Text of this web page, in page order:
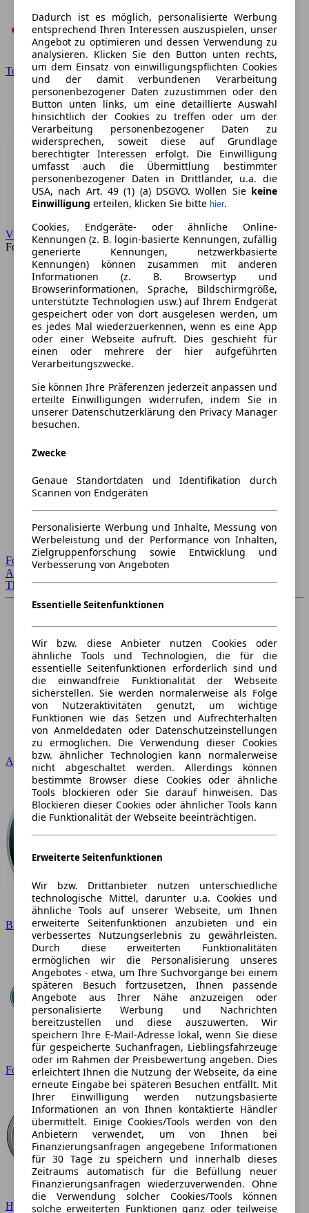
Toyota
VW
Forum
Forum Startseite
Alle Auto-Foren
Themen-Forum
Audi
BMW
Ford
Hyundai
Dadurch ist es möglich, personalisierte Werbung
entsprechend Ihren Interessen auszuspielen, unser
Angebot zu optimieren und dessen Verwendung zu
analysieren. Klicken Sie den Button unten rechts,
um dem Einsatz von einwilligungspflichten Cookies
und der damit verbundenen Verarbeitung
personenbezogener Daten zuzustimmen oder den
Button unten links, um eine detaillierte Auswahl
hinsichtlich der Cookies zu treffen oder um der
Verarbeitung personenbezogener Daten zu
widersprechen, soweit diese auf Grundlage
berechtigter Interessen erfolgt. Die Einwilligung
umfasst auch die Übermittlung bestimmter
personenbezogener Daten in Drittländer, u.a. die
USA, nach Art. 49 (1) (a) DSGVO. Wollen Sie keine
Einwilligung erteilen, klicken Sie bitte hier.
Cookies, Endgeräte- oder ähnliche Online-
Kennungen (z. B. login-basierte Kennungen, zufällig
generierte Kennungen, netzwerkbasierte
Kennungen) können zusammen mit anderen
Informationen (z. B. Browsertyp und
Browserinformationen, Sprache, Bildschirmgröße,
unterstützte Technologien usw.) auf Ihrem Endgerät
gespeichert oder von dort ausgelesen werden, um
es jedes Mal wiederzuerkennen, wenn es eine App
oder einer Webseite aufruft. Dies geschieht für
einen oder mehrere der hier aufgeführten
Verarbeitungszwecke.
Sie können Ihre Präferenzen jederzeit anpassen und
erteilte Einwilligungen widerrufen, indem Sie in
unserer Datenschutzerklärung den Privacy Manager
besuchen.
Zwecke
Genaue Standortdaten und Identifikation durch
Scannen von Endgeräten
Personalisierte Werbung und Inhalte, Messung von
Werbeleistung und der Performance von Inhalten,
Zielgruppenforschung sowie Entwicklung und
Verbesserung von Angeboten
Essentielle Seitenfunktionen
Wir bzw. diese Anbieter nutzen Cookies oder
ähnliche Tools und Technologien, die für die
essentielle Seitenfunktionen erforderlich sind und
die einwandfreie Funktionalität der Webseite
sicherstellen. Sie werden normalerweise als Folge
von Nutzeraktivitäten genutzt, um wichtige
Funktionen wie das Setzen und Aufrechterhalten
von Anmeldedaten oder Datenschutzeinstellungen
zu ermöglichen. Die Verwendung dieser Cookies
bzw. ähnlicher Technologien kann normalerweise
nicht abgeschaltet werden. Allerdings können
bestimmte Browser diese Cookies oder ähnliche
Tools blockieren oder Sie darauf hinweisen. Das
Blockieren dieser Cookies oder ähnlicher Tools kann
die Funktionalität der Webseite beeinträchtigen.
Erweiterte Seitenfunktionen
Wir bzw. Drittanbieter nutzen unterschiedliche
technologische Mittel, darunter u.a. Cookies und
ähnliche Tools auf unserer Webseite, um Ihnen
erweiterte Seitenfunktionen anzubieten und ein
verbessertes Nutzungserlebnis zu gewährleisten.
Durch diese erweiterten Funktionalitäten
ermöglichen wir die Personalisierung unseres
Angebotes - etwa, um Ihre Suchvorgänge bei einem
späteren Besuch fortzusetzen, Ihnen passende
Angebote aus Ihrer Nähe anzuzeigen oder
personalisierte Werbung und Nachrichten
bereitzustellen und diese auszuwerten. Wir
speichern Ihre E-Mail-Adresse lokal, wenn Sie diese
für gespeicherte Suchanfragen, Lieblingsfahrzeuge
oder im Rahmen der Preisbewertung angeben. Dies
erleichtert Ihnen die Nutzung der Webseite, da eine
erneute Eingabe bei späteren Besuchen entfällt. Mit
Ihrer Einwilligung werden nutzungsbasierte
Informationen an von Ihnen kontaktierte Händler
übermittelt. Einige Cookies/Tools werden von den
Anbietern verwendet, um von Ihnen bei
Finanzierungsanfragen angegebene Informationen
für 30 Tage zu speichern und innerhalb dieses
Zeitraums automatisch für die Befüllung neuer
Finanzierungsanfragen wiederzuverwenden. Ohne
die Verwendung solcher Cookies/Tools können
solche erweiterten Funktionen ganz oder teilweise